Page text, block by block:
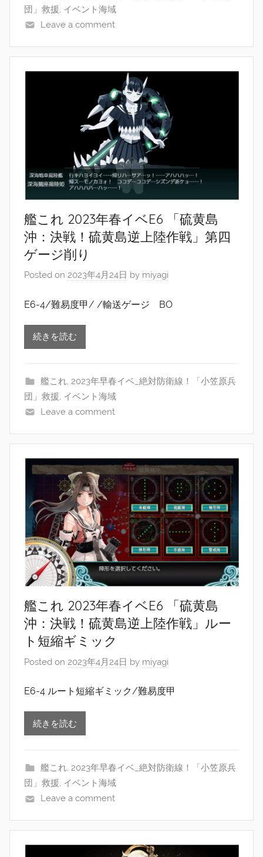
団」救援, イベント海域
Leave a comment
艦これ 2023年春イベE6 「硫黄島
沖：決戦！硫黄島逆上陸作戦」第四
ゲージ削り
Posted on 2023年4月24日 by miyagi
E6-4/難易度甲/ /輸送ゲージ BO
続きを読む
艦これ, 2023年早春イベ_絶対防衛線！「小笠原兵
団」救援 イベント海域
Leave a comment
艦これ 2023年春イベE6 「硫黄島
沖：決戦！硫黄島逆上陸作戦」ルー
ト短縮ギミック
Posted on 2023年4月24日 by miyagi
E6-4 ルート短縮ギミック/難易度甲
続きを読む
艦これ, 2023年早春イベ_絶対防衛線！「小笠原兵
団」救援, イベント海域
Leave a comment